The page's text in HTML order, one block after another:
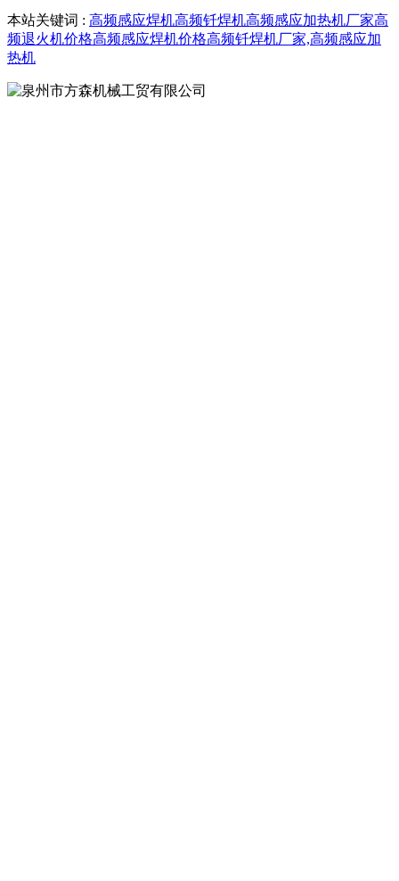
本站关键词 : 高频感应焊机高频钎焊机高频感应加热机厂家高
频退火机价格高频感应焊机价格高频钎焊机厂家,高频感应加
热机